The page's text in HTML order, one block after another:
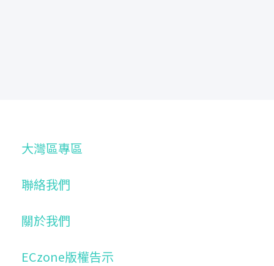
大灣區專區
聯絡我們
關於我們
ECzone版權告示